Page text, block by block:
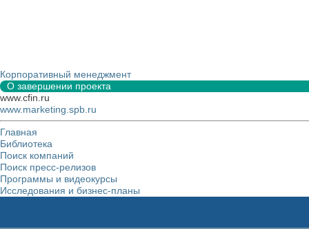
Корпоративный менеджмент
О завершении проекта
www.cfin.ru
www.marketing.spb.ru
Главная
Библиотека
Поиск компаний
Поиск пресс-релизов
Программы и видеокурсы
Исследования и бизнес-планы